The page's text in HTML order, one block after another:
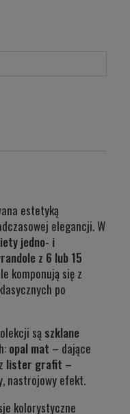
estetyką
elegancji. W
jedno- i
z 6 lub 15
komponują się z
po
są szklane
opal mat – dające
lister grafit –
nastrojowy efekt.
kolorystyczne